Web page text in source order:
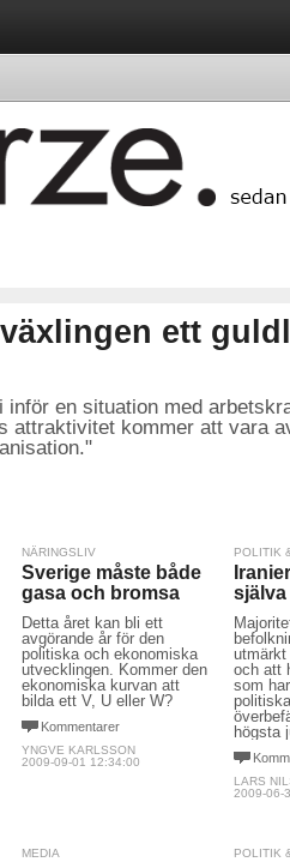
ett
en situation med
attraktivitet kommer att vara
NÄRINGSLIV
Sverige måste både
gasa och bromsa
Detta året kan bli ett
avgörande år för den
politiska och ekonomiska
utvecklingen. Kommer den
ekonomiska kurvan att
bilda ett V, U eller W?
Kommentarer
YNGVE KARLSSON
2009-09-01 12:34:00
POLITIK
utmärkt
och att
som
högsta
LARS
2009-06-
MEDIA POLITIK